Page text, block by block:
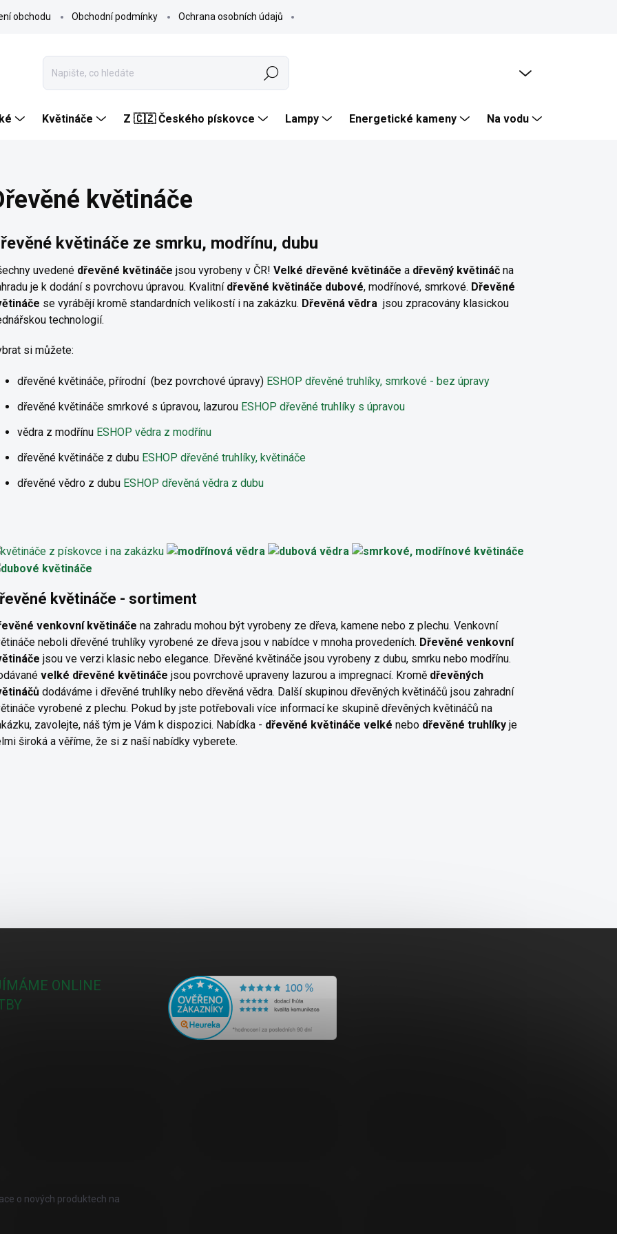
obchodu Obchodní podmínky Ochrana osobních údajů
Hledat
Květináče Z 🇨🇿 Českého pískovce Lampy Energetické kameny Na vodu
květináče
květináče ze smrku, modřínu, dubu
uvedené dřevěné květináče jsou vyrobeny v ČR! Velké dřevěné květináče a dřevěný květináč na
je k dodání s povrchovu úpravou. Kvalitní dřevěné květináče dubové, modřínové, smrkové. Dřevěné
se vyrábějí kromě standardních velikostí i na zakázku. Dřevěná vědra jsou zpracovány klasickou
technologií.
si můžete:
dřevěné květináče, přírodní (bez povrchové úpravy) ESHOP dřevěné truhlíky, smrkové - bez úpravy
dřevěné květináče smrkové s úpravou, lazurou ESHOP dřevěné truhlíky s úpravou
vědra z modřínu ESHOP vědra z modřínu
dřevěné květináče z dubu ESHOP dřevěné truhlíky, květináče
dřevěné vědro z dubu ESHOP dřevěná vědra z dubu
květináče - sortiment
venkovní květináče na zahradu mohou být vyrobeny ze dřeva, kamene nebo z plechu. Venkovní
neboli dřevěné truhlíky vyrobené ze dřeva jsou v nabídce v mnoha provedeních. Dřevěné venkovní
jsou ve verzi klasic nebo elegance. Dřevěné květináče jsou vyrobeny z dubu, smrku nebo modřínu.
velké dřevěné květináče jsou povrchově upraveny lazurou a impregnací. Kromě dřevěných
dodáváme i dřevěné truhlíky nebo dřevěná vědra. Další skupinou dřevěných květináčů jsou zahradní
vyrobené z plechu. Pokud by jste potřebovali více informací ke skupině dřevěných květináčů na
zavolejte, náš tým je Vám k dispozici. Nabídka - dřevěné květináče velké nebo dřevěné truhlíky je
široká a věříme, že si z naší nabídky vyberete.
ONLINE
o nových produktech na